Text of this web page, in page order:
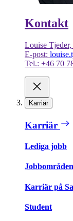
Kontakt
Louise
E-post:
Tel.: +46 70
Karriär
Karriär
Lediga jobb
Jobbområden
Karriär på
Student